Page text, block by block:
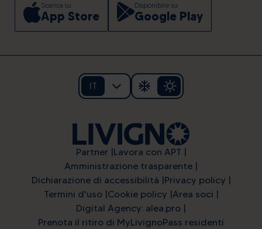
Scarica su
App Store
Disponibile su
Google Play
IT
Partner Lavora con APT
Amministrazione trasparente
Dichiarazione di accessibilità Privacy policy
Termini d'uso Cookie policy Area soci
Digital Agency: alea.pro
Prenota il ritiro di MyLivignoPass residenti
Alpine energy at the highest
level